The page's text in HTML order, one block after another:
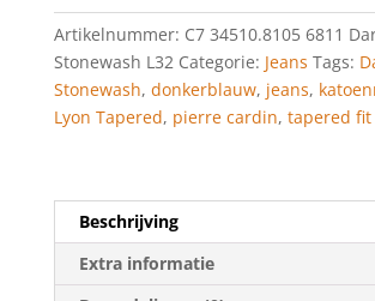
aantal
Artikelnummer: C7 34510.8105 6811
Stonewash L32 Categorie: Jeans Tags:
Stonewash, donkerblauw, jeans,
Lyon Tapered, pierre cardin, tapered fit
Beschrijving
Extra informatie